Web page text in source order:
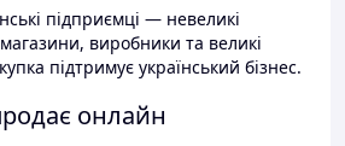
підприємці — невеликі
виробники та великі
підтримує український бізнес.
онлайн